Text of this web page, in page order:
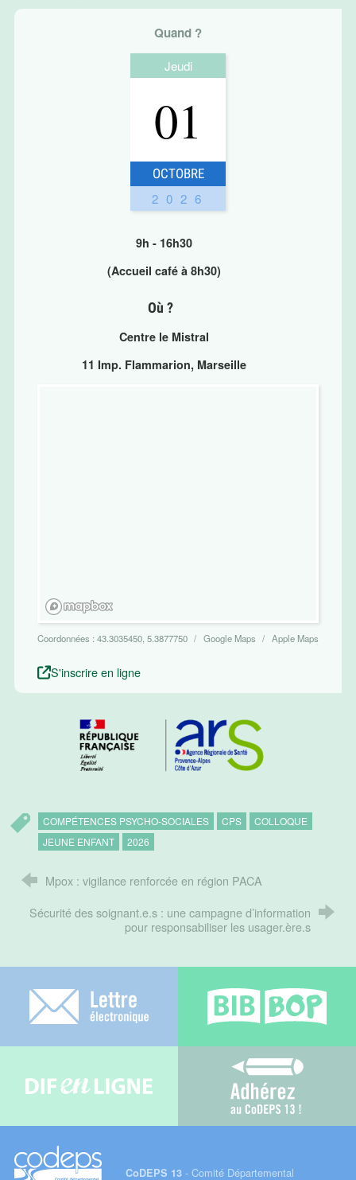
Quand ?
Jeudi
01
OCTOBRE
2026
9h - 16h30
(Accueil café à 8h30)
Où ?
Centre le Mistral
11 Imp. Flammarion, Marseille
Coordonnées : 43.3035450, 5.3877750 Google Maps Apple Maps
S'inscrire en ligne
COMPÉTENCES PSYCHO-SOCIALES CPS
COLLOQUE
JEUNE ENFANT
2026
Mpox : vigilance renforcée en région PACA
Sécurité des soignant.e.s : une campagne d’information
pour responsabiliser les usager.ère.s
Adhérez au
CoDEPS 13- Comité Départemental